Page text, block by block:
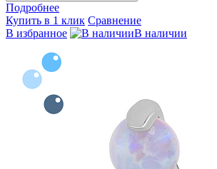
Подробнее
Купить в 1 клик Сравнение
В избранное
В наличии